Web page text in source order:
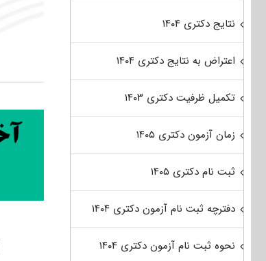
نتایج دکتری ۱۴۰۴
اعتراض به نتایج دکتری ۱۴۰۴
تکمیل ظرفیت دکتری ۱۴۰۳
زمان آزمون دکتری ۱۴۰۵
ثبت نام دکتری ۱۴۰۵
دفترچه ثبت نام آزمون دکتری ۱۴۰۴
نحوه ثبت نام آزمون دکتری ۱۴۰۴